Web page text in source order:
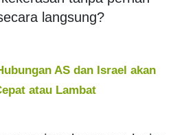
langsung?
AS dan Israel akan
atau Lambat